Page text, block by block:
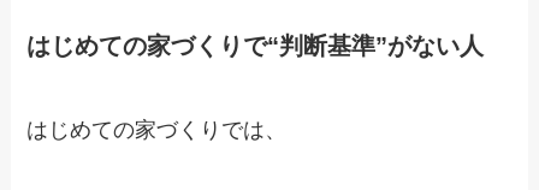
はじめての家づくりで“判断基準”がない人
はじめての家づくりでは、